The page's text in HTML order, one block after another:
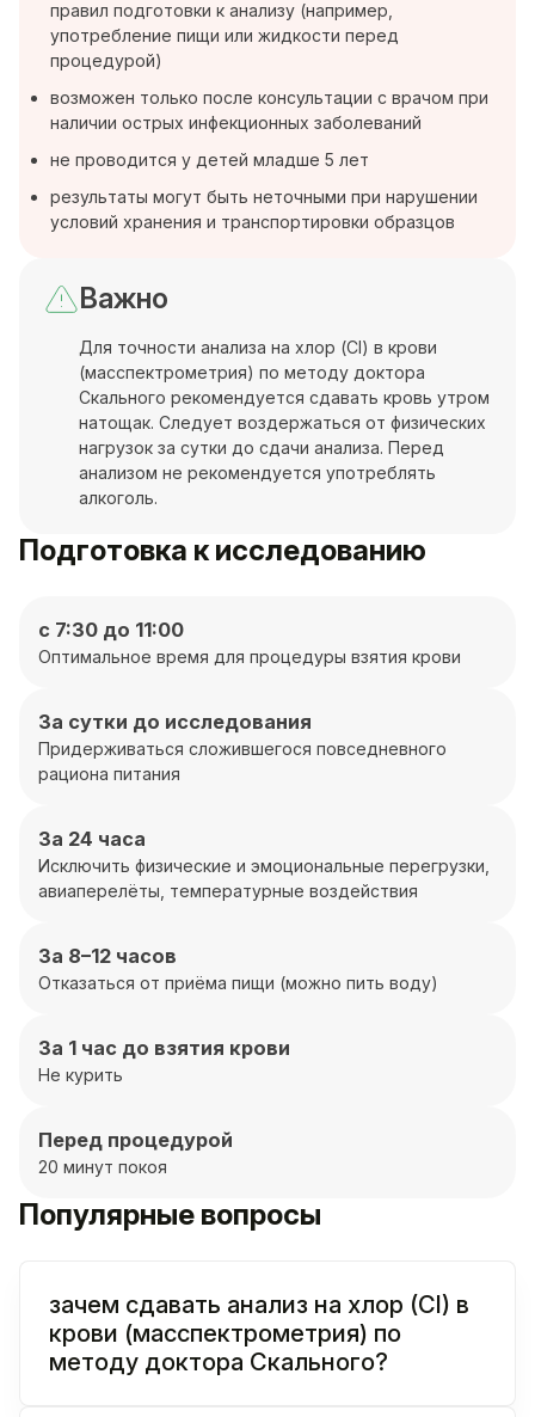
правил подготовки к анализу (например,
употребление пищи или жидкости перед
процедурой)
возможен только после консультации с врачом при
наличии острых инфекционных заболеваний
не проводится у детей младше 5 лет
результаты могут быть неточными при нарушении
условий хранения и транспортировки образцов
Важно
Для точности анализа на хлор (Cl) в крови
(масспектрометрия) по методу доктора
Скального рекомендуется сдавать кровь утром
натощак. Следует воздержаться от физических
нагрузок за сутки до сдачи анализа. Перед
анализом не рекомендуется употреблять
алкоголь.
Подготовка к исследованию
с 7:30 до 11:00
Оптимальное время для процедуры взятия крови
За сутки до исследования
Придерживаться сложившегося повседневного
рациона питания
За 24 часа
Исключить физические и эмоциональные перегрузки,
авиаперелёты, температурные воздействия
За 8–12 часов
Отказаться от приёма пищи (можно пить воду)
За 1 час до взятия крови
Не курить
Перед процедурой
20 минут покоя
Популярные вопросы
зачем сдавать анализ на хлор (Cl) в
крови (масспектрометрия) по
методу доктора Скального?